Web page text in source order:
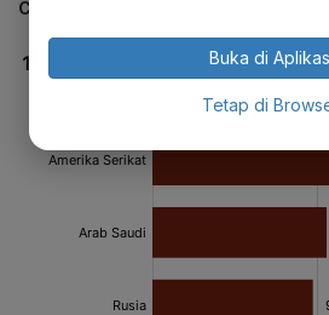
CEK JUGA DATA INI
Buka di
Tetap di